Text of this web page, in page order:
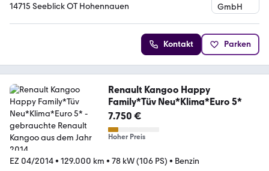
14715 Seeblick OT Hohennauen
Kontakt Parken
Renault Kangoo Happy
Family*Tüv Neu*Klima*Euro 5*
7.750 €
Hoher Preis
EZ 04/2014• 129.000 km • 78 kW (106 PS) • Benzin